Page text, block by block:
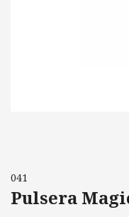
041
Pulsera